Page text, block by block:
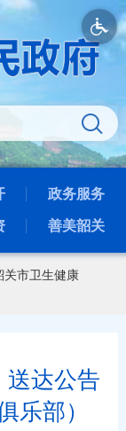
政务服务
善美韶关
关市卫生健康
送达公告
乐部）